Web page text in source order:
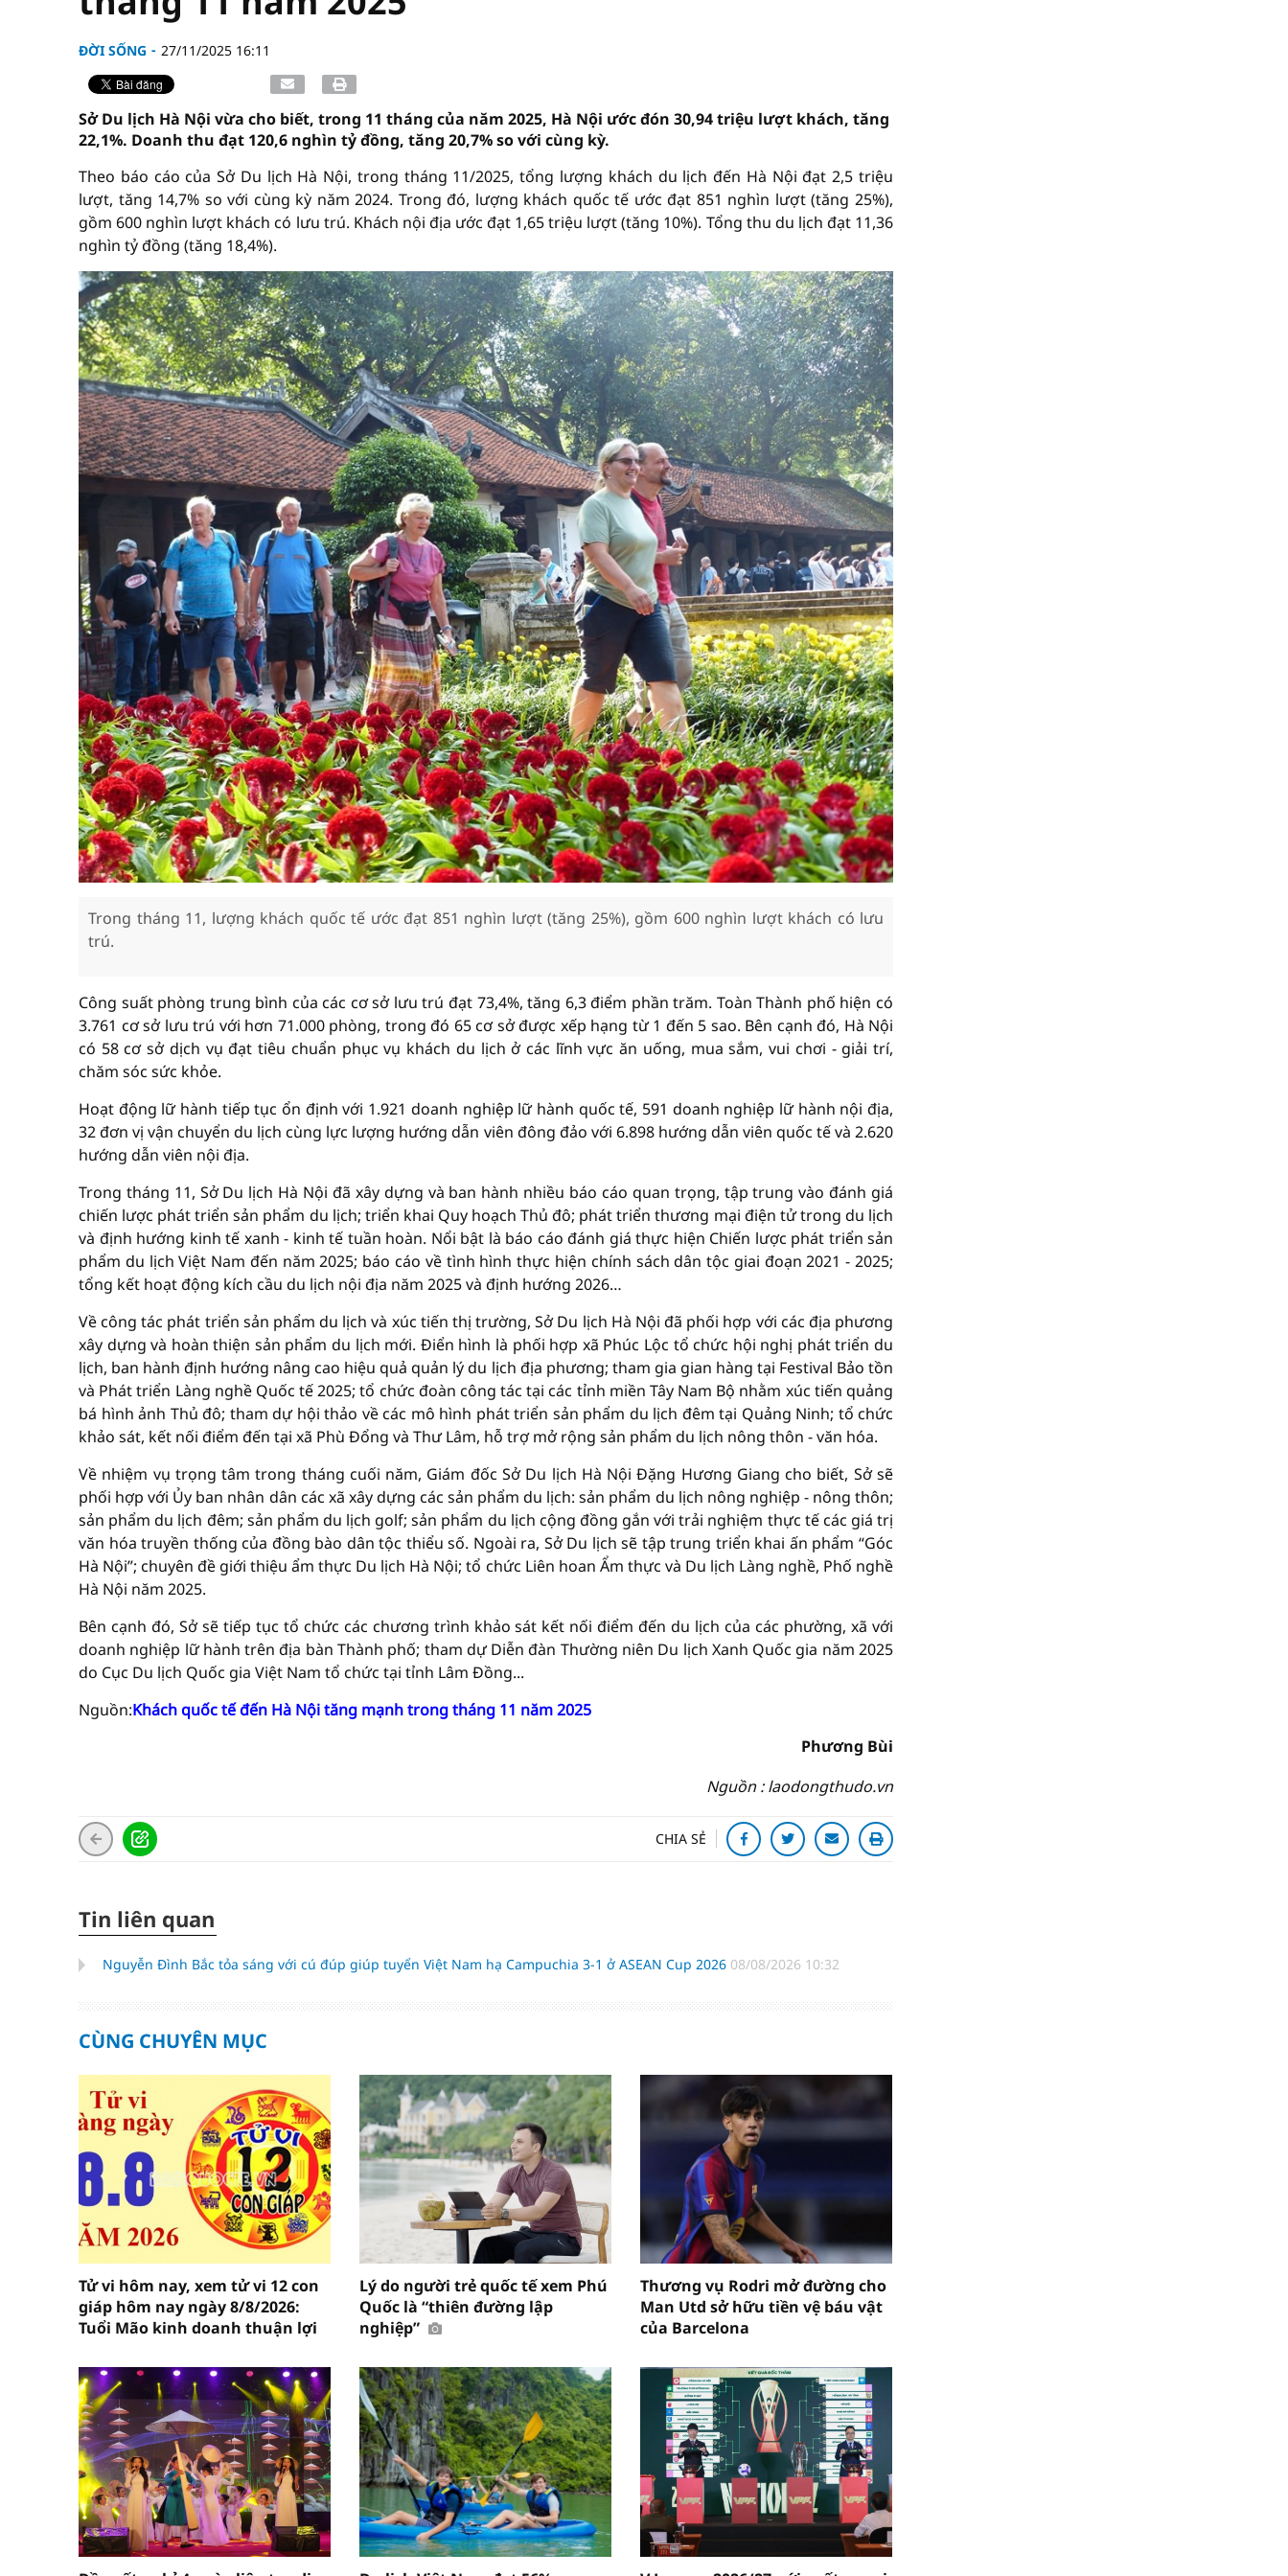
ĐỜI SỐNG 27/11/2025 16:11
Sở Du lịch Hà Nội vừa cho biết, trong 11 tháng của năm 2025, Hà Nội ước đón 30,94 triệu lượt khách, tăng
22,1%. Doanh thu đạt 120,6 nghìn tỷ đồng, tăng 20,7% so với cùng kỳ.
Theo báo cáo của Sở Du lịch Hà Nội, trong tháng 11/2025, tổng lượng khách du lịch đến Hà Nội đạt 2,5 triệu
lượt, tăng 14,7% so với cùng kỳ năm 2024. Trong đó, lượng khách quốc tế ước đạt 851 nghìn lượt (tăng 25%),
gồm 600 nghìn lượt khách có lưu trú. Khách nội địa ước đạt 1,65 triệu lượt (tăng 10%). Tổng thu du lịch đạt 11,36
nghìn tỷ đồng (tăng 18,4%).
Trong tháng 11, lượng khách quốc tế ước đạt 851 nghìn lượt (tăng 25%), gồm 600 nghìn lượt khách có lưu
trú.
Công suất phòng trung bình của các cơ sở lưu trú đạt 73,4%, tăng 6,3 điểm phần trăm. Toàn Thành phố hiện có
3.761 cơ sở lưu trú với hơn 71.000 phòng, trong đó 65 cơ sở được xếp hạng từ 1 đến 5 sao. Bên cạnh đó, Hà Nội
có 58 cơ sở dịch vụ đạt tiêu chuẩn phục vụ khách du lịch ở các lĩnh vực ăn uống, mua sắm, vui chơi - giải trí,
chăm sóc sức khỏe.
Hoạt động lữ hành tiếp tục ổn định với 1.921 doanh nghiệp lữ hành quốc tế, 591 doanh nghiệp lữ hành nội địa,
32 đơn vị vận chuyển du lịch cùng lực lượng hướng dẫn viên đông đảo với 6.898 hướng dẫn viên quốc tế và 2.620
hướng dẫn viên nội địa.
Trong tháng 11, Sở Du lịch Hà Nội đã xây dựng và ban hành nhiều báo cáo quan trọng, tập trung vào đánh giá
chiến lược phát triển sản phẩm du lịch; triển khai Quy hoạch Thủ đô; phát triển thương mại điện tử trong du lịch
và định hướng kinh tế xanh - kinh tế tuần hoàn. Nổi bật là báo cáo đánh giá thực hiện Chiến lược phát triển sản
phẩm du lịch Việt Nam đến năm 2025; báo cáo về tình hình thực hiện chính sách dân tộc giai đoạn 2021 - 2025;
tổng kết hoạt động kích cầu du lịch nội địa năm 2025 và định hướng 2026…
Về công tác phát triển sản phẩm du lịch và xúc tiến thị trường, Sở Du lịch Hà Nội đã phối hợp với các địa phương
xây dựng và hoàn thiện sản phẩm du lịch mới. Điển hình là phối hợp xã Phúc Lộc tổ chức hội nghị phát triển du
lịch, ban hành định hướng nâng cao hiệu quả quản lý du lịch địa phương; tham gia gian hàng tại Festival Bảo tồn
và Phát triển Làng nghề Quốc tế 2025; tổ chức đoàn công tác tại các tỉnh miền Tây Nam Bộ nhằm xúc tiến quảng
bá hình ảnh Thủ đô; tham dự hội thảo về các mô hình phát triển sản phẩm du lịch đêm tại Quảng Ninh; tổ chức
khảo sát, kết nối điểm đến tại xã Phù Đổng và Thư Lâm, hỗ trợ mở rộng sản phẩm du lịch nông thôn - văn hóa.
Về nhiệm vụ trọng tâm trong tháng cuối năm, Giám đốc Sở Du lịch Hà Nội Đặng Hương Giang cho biết, Sở sẽ
phối hợp với Ủy ban nhân dân các xã xây dựng các sản phẩm du lịch: sản phẩm du lịch nông nghiệp - nông thôn;
sản phẩm du lịch đêm; sản phẩm du lịch golf; sản phẩm du lịch cộng đồng gắn với trải nghiệm thực tế các giá trị
văn hóa truyền thống của đồng bào dân tộc thiểu số. Ngoài ra, Sở Du lịch sẽ tập trung triển khai ấn phẩm “Góc
Hà Nội”; chuyên đề giới thiệu ẩm thực Du lịch Hà Nội; tổ chức Liên hoan Ẩm thực và Du lịch Làng nghề, Phố nghề
Hà Nội năm 2025.
Bên cạnh đó, Sở sẽ tiếp tục tổ chức các chương trình khảo sát kết nối điểm đến du lịch của các phường, xã với
doanh nghiệp lữ hành trên địa bàn Thành phố; tham dự Diễn đàn Thường niên Du lịch Xanh Quốc gia năm 2025
do Cục Du lịch Quốc gia Việt Nam tổ chức tại tỉnh Lâm Đồng...
Nguồn:Khách quốc tế đến Hà Nội tăng mạnh trong tháng 11 năm 2025
Phương Bùi
Nguồn : laodongthudo.vn
CHIA SẺ
Tin liên quan
Nguyễn Đình Bắc tỏa sáng với cú đúp giúp tuyển Việt Nam hạ Campuchia 3-1 ở ASEAN Cup 2026 08/08/2026 10:32
CÙNG CHUYÊN MỤC
Tử vi hôm nay, xem tử vi 12 con
giáp hôm nay ngày 8/8/2026:
Tuổi Mão kinh doanh thuận lợi
Lý do người trẻ quốc tế xem Phú
Quốc là “thiên đường lập
nghiệp”
Thương vụ Rodri mở đường cho
Man Utd sở hữu tiền vệ báu vật
của Barcelona